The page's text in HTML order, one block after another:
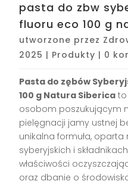
pasta do zbw
fluoru eco 100 g
utworzone przez
2025 | Produkty | 0
Pasta do zębów
100 g Natura Siberica
osobom poszukującym
pielęgnacji jamy ustnej
unikalna formuła,
syberyjskich i
właściwości
oraz dbanie o